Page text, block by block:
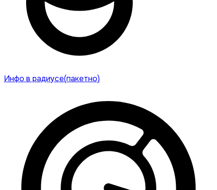
Инфо в радиусе(пакетно)